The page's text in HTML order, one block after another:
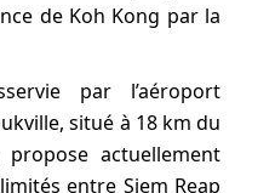
de Koh Kong par la
par l’aéroport
situé à 18 km du
propose actuellement
entre Siem Reap